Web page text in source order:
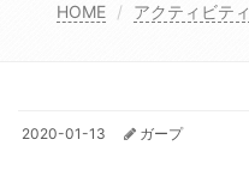
HOME アクティビティ
2020-01-13 ガープ